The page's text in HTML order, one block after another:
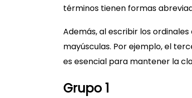
términos tienen formas
Además, al escribir los
mayúsculas. Por ejemplo, el
es esencial para mantener la
Grupo 1